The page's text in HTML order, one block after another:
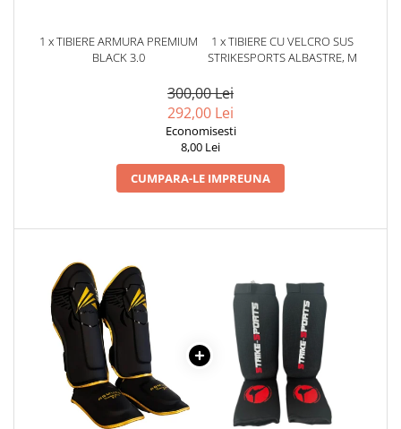
1 x TIBIERE ARMURA PREMIUM
BLACK 3.0
1 x TIBIERE CU VELCRO SUS
STRIKESPORTS ALBASTRE, M
300,00 Lei
292,00 Lei
Economisesti
8,00 Lei
CUMPARA-LE IMPREUNA